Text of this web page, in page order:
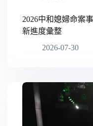
2026中和媳婦命案
新進度彙整
2026-07-30